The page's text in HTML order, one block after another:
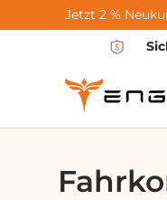
Vai al
Jetzt 2 %